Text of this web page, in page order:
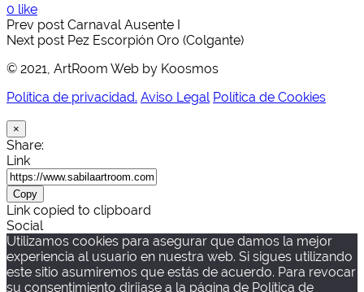
0 like
Prev post Carnaval Ausente I
Next post Pez Escorpión Oro (Colgante)
© 2021, ArtRoom Web by Koosmos
Política de privacidad. Aviso Legal Política de Cookies
×
Share:
Link
Copy
Link copied to clipboard
Social
Utilizamos cookies para asegurar que damos la mejor
experiencia al usuario en nuestra web. Si sigues utilizando
este sitio asumiremos que estás de acuerdo. Para revocar
su consentimiento dirijase a la página de Política de